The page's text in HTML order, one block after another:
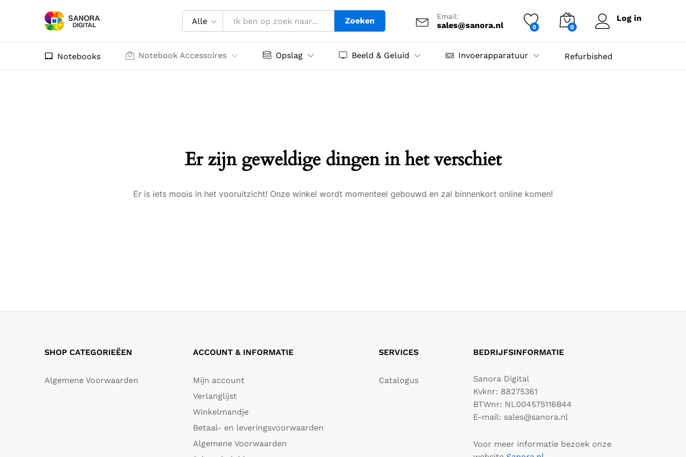
Alle Zoeken Email:
sales@sanora.nl 0 0
Log in
Notebooks Notebook Accessoires Opslag Beeld & Geluid Invoerapparatuur Refurbished
Er zijn geweldige dingen in het verschiet
Er is iets moois in het vooruitzicht! Onze winkel wordt momenteel gebouwd en zal binnenkort online komen!
SHOP CATEGORIEËEN
Algemene Voorwaarden
ACCOUNT & INFORMATIE
Mijn account
Verlanglijst
Winkelmandje
Betaal- en leveringsvoorwaarden
Algemene Voorwaarden
SERVICES
Catalogus
BEDRIJFSINFORMATIE
Sanora Digital
Kvknr: 88275361
BTWnr: NL004575116B44
E-mail: sales@sanora.nl
Voor meer informatie bezoek onze